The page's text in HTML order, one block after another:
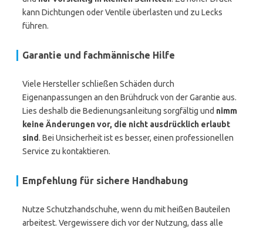
kann Dichtungen oder Ventile überlasten und zu Lecks
führen.
Garantie und fachmännische Hilfe
Viele Hersteller schließen Schäden durch
Eigenanpassungen an den Brühdruck von der Garantie aus.
Lies deshalb die Bedienungsanleitung sorgfältig und nimm
keine Änderungen vor, die nicht ausdrücklich erlaubt
sind. Bei Unsicherheit ist es besser, einen professionellen
Service zu kontaktieren.
Empfehlung für sichere Handhabung
Nutze Schutzhandschuhe, wenn du mit heißen Bauteilen
arbeitest. Vergewissere dich vor der Nutzung, dass alle